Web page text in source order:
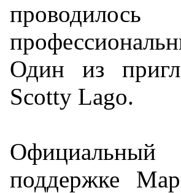
Один из
Scotty Lago.
поддержке